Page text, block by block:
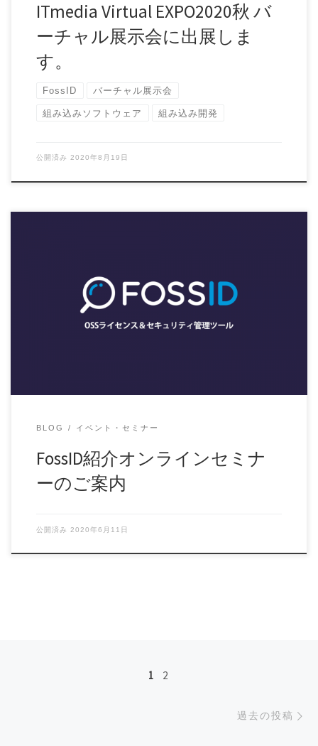
ITmedia Virtual EXPO2020秋 バ
ーチャル展示会に出展しま
す。
FossID バーチャル展示会
組み込みソフトウェア 組み込み開発
公開済み 2020年8月19日
新型コロナウイルス感染拡大の影響により外出制限などの規
制もあるかと思います。そこで、在宅でもオフィス […]
BLOG イベント・セミナー
FossID紹介オンラインセミナ
ーのご案内
公開済み 2020年6月11日
投稿ナビゲーション
1 2
過去の投稿